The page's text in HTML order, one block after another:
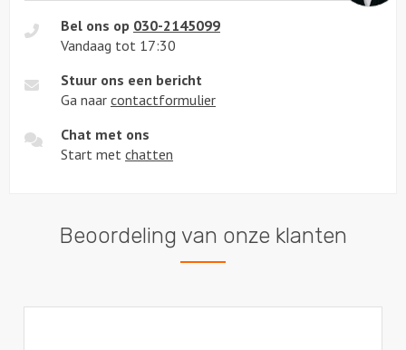
Bel ons op 030-2145099
Vandaag tot 17:30
Stuur ons een bericht
Ga naar contactformulier
Chat met ons
Start met chatten
Beoordeling van onze klanten